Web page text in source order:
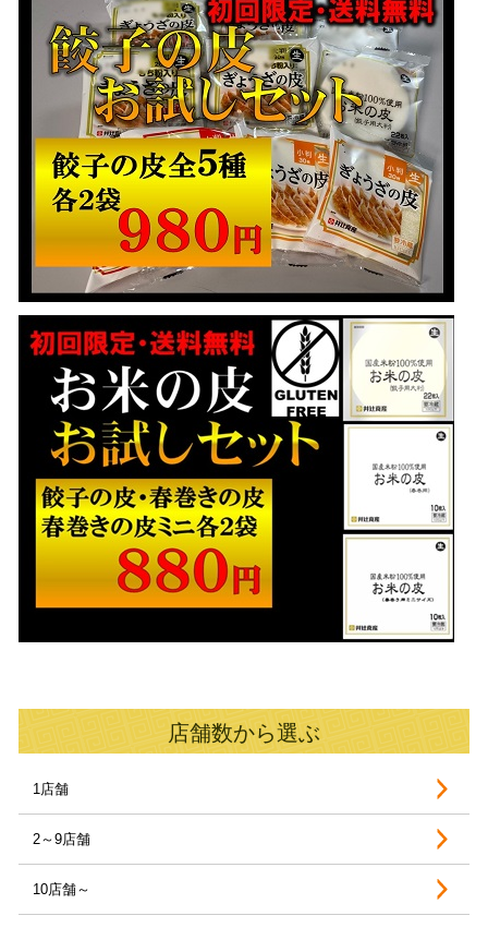
店舗数から選ぶ
1店舗
2～9店舗
10店舗～